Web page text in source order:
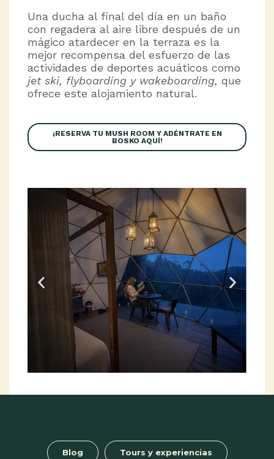
Una ducha al final del día en un baño
con regadera al aire libre después de un
mágico atardecer en la terraza es la
mejor recompensa del esfuerzo de las
actividades de deportes acuáticos como
jet ski, flyboarding y wakeboarding, que
ofrece este alojamiento natural.
¡RESERVA TU MUSH ROOM Y ADÉNTRATE EN
BOSKO AQUÍ!
Blog Tours y experiencias